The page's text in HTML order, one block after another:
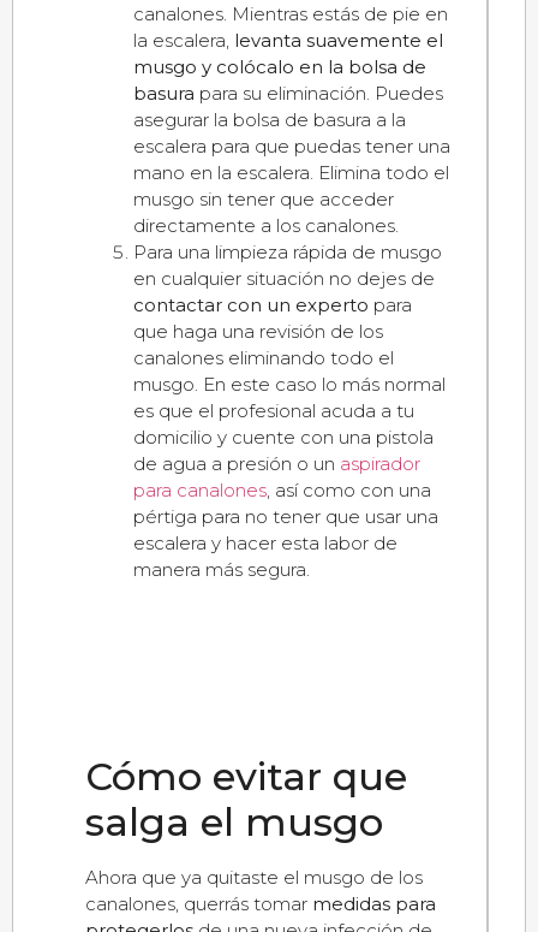
canalones. Mientras estás de pie en
la escalera, levanta suavemente el
musgo y colócalo en la bolsa de
basura para su eliminación. Puedes
asegurar la bolsa de basura a la
escalera para que puedas tener una
mano en la escalera. Elimina todo el
musgo sin tener que acceder
directamente a los canalones.
Para una limpieza rápida de musgo
en cualquier situación no dejes de
contactar con un experto para
que haga una revisión de los
canalones eliminando todo el
musgo. En este caso lo más normal
es que el profesional acuda a tu
domicilio y cuente con una pistola
de agua a presión o un aspirador
para canalones, así como con una
pértiga para no tener que usar una
escalera y hacer esta labor de
manera más segura.
Cómo evitar que
salga el musgo
Ahora que ya quitaste el musgo de los
canalones, querrás tomar medidas para